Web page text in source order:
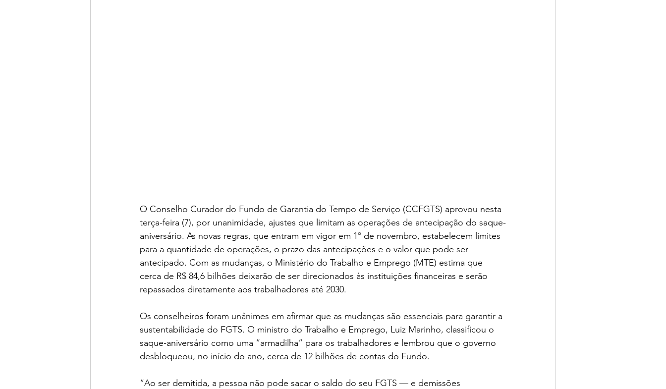
O Conselho Curador do Fundo de Garantia do Tempo de Serviço (CCFGTS) aprovou nesta
terça-feira (7), por unanimidade, ajustes que limitam as operações de antecipação do saque-
aniversário. As novas regras, que entram em vigor em 1º de novembro, estabelecem limites
para a quantidade de operações, o prazo das antecipações e o valor que pode ser
antecipado. Com as mudanças, o Ministério do Trabalho e Emprego (MTE) estima que
cerca de R$ 84,6 bilhões deixarão de ser direcionados às instituições financeiras e serão
repassados diretamente aos trabalhadores até 2030.
Os conselheiros foram unânimes em afirmar que as mudanças são essenciais para garantir a
sustentabilidade do FGTS. O ministro do Trabalho e Emprego, Luiz Marinho, classificou o
saque-aniversário como uma “armadilha” para os trabalhadores e lembrou que o governo
desbloqueou, no início do ano, cerca de 12 bilhões de contas do Fundo.
“Ao ser demitida, a pessoa não pode sacar o saldo do seu FGTS — e demissões